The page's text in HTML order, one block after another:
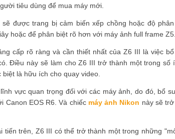
tiêu dùng để mua máy mới.
được trang bị cảm biến xếp chồng hoặc độ
hoặc để phân biệt rõ hơn với máy ảnh full frame Z5.
cấp rõ ràng và cần thiết nhất của Z6 III là việc
Điều này sẽ làm cho Z6 III trở thành một trong
biệt là hữu ích cho quay video.
vực quan trọng đối với các máy ảnh, do đó, bổ
Canon EOS R6. Và chiếc máy ảnh Nikon này sẽ
tiến trên, Z6 III có thể trở thành một trong những